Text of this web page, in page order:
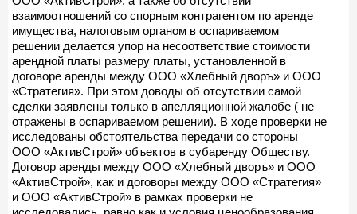
взаимоотношений со спорным контрагентом по аренде
имущества, налоговым органом в оспариваемом
решении делается упор на несоответствие стоимости
арендной платы размеру платы, установленной в
договоре аренды между ООО «Хлебный дворъ» и ООО
«Стратегия». При этом доводы об отсутствии самой
сделки заявлены только в апелляционной жалобе ( не
отражены в оспариваемом решении). В ходе проверки не
исследованы обстоятельства передачи со стороны
ООО «АктивСтрой» объектов в субаренду Обществу.
Договор аренды между ООО «Хлебный дворъ» и ООО
«АктивСтрой», как и договоры между ООО «Стратегия»
и ООО «АктивСтрой» в рамках проверки не